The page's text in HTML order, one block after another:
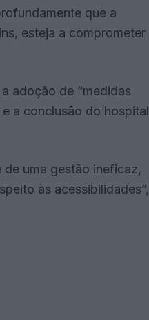
que a
esteja a comprometer
adoção de “medidas
a conclusão do hospital
uma gestão ineficaz,
às acessibilidades”,